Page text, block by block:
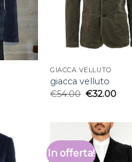
GIACCA VELLUTO
giacca velluto
€54.00 €32.00
In offerta!